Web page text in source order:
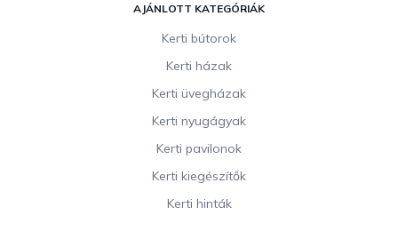
AJÁNLOTT KATEGÓRIÁK
Kerti bútorok
Kerti házak
Kerti üvegházak
Kerti nyugágyak
Kerti pavilonok
Kerti kiegészítők
Kerti hinták